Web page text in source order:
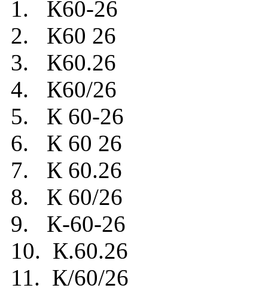
1. К60-26
2. К60 26
3. К60.26
4. К60/26
5. К 60-26
6. К 60 26
7. К 60.26
8. К 60/26
9. К-60-26
10. К.60.26
11. К/60/26